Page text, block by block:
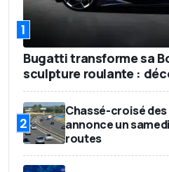
1
Bugatti transforme sa
sculpture roulante :
2
Chassé-croisé
annonce un
routes